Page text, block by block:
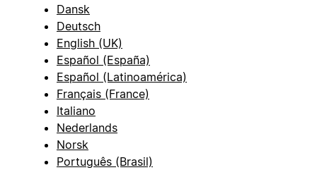
Dansk
Deutsch
English (UK)
Español (España)
Español (Latinoamérica)
Français (France)
Italiano
Nederlands
Norsk
Português (Brasil)